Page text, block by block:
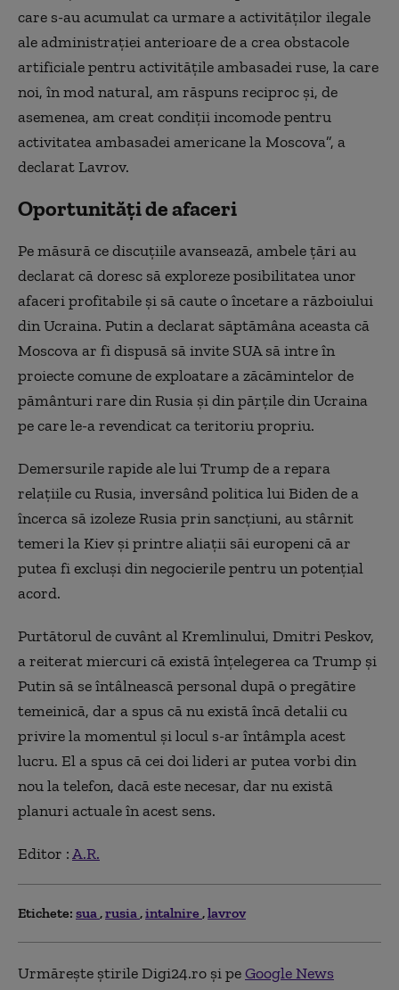
care s-au acumulat ca urmare a activităţilor ilegale
ale administraţiei anterioare de a crea obstacole
artificiale pentru activităţile ambasadei ruse, la care
noi, în mod natural, am răspuns reciproc şi, de
asemenea, am creat condiţii incomode pentru
activitatea ambasadei americane la Moscova”, a
declarat Lavrov.
Oportunități de afaceri
Pe măsură ce discuţiile avansează, ambele ţări au
declarat că doresc să exploreze posibilitatea unor
afaceri profitabile şi să caute o încetare a războiului
din Ucraina. Putin a declarat săptămâna aceasta că
Moscova ar fi dispusă să invite SUA să intre în
proiecte comune de exploatare a zăcămintelor de
pământuri rare din Rusia şi din părţile din Ucraina
pe care le-a revendicat ca teritoriu propriu.
Demersurile rapide ale lui Trump de a repara
relaţiile cu Rusia, inversând politica lui Biden de a
încerca să izoleze Rusia prin sancţiuni, au stârnit
temeri la Kiev şi printre aliaţii săi europeni că ar
putea fi excluşi din negocierile pentru un potenţial
acord.
Purtătorul de cuvânt al Kremlinului, Dmitri Peskov,
a reiterat miercuri că există înţelegerea ca Trump şi
Putin să se întâlnească personal după o pregătire
temeinică, dar a spus că nu există încă detalii cu
privire la momentul şi locul s-ar întâmpla acest
lucru. El a spus că cei doi lideri ar putea vorbi din
nou la telefon, dacă este necesar, dar nu există
planuri actuale în acest sens.
Editor :A.R.
Etichete: sua rusia intalnire lavrov
Urmărește știrile Digi24.ro și peGoogle News